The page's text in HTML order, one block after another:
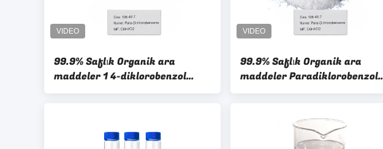
99.9% Saflık Organik ara
maddeler 1 4-diklorobenzol
Paradiklorobenzol 106-46-7
99.9% Saflık Organik ara
maddeler Paradiklorobenzol
106-46-7